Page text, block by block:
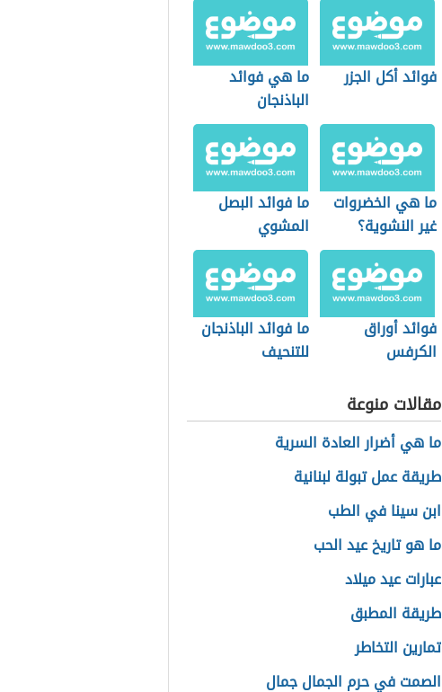
فوائد أكل الجزر
ما هي فوائد
الباذنجان
ما هي الخضروات
غير النشوية؟
ما فوائد البصل
المشوي
فوائد أوراق
الكرفس
ما فوائد الباذنجان
للتنحيف
مقالات منوعة
ما هي أضرار العادة السرية
طريقة عمل تبولة لبنانية
ابن سينا في الطب
ما هو تاريخ عيد الحب
عبارات عيد ميلاد
طريقة المطبق
تمارين التخاطر
الصمت في حرم الجمال جمال